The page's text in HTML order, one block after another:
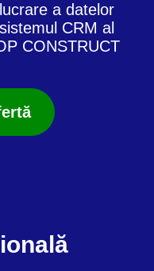
a datelor
sistemul CRM al
CONSTRUCT